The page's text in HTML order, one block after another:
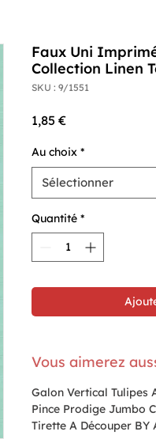
Faux Uni
Collection Linen
SKU : 9/1551
1,85 €Prix
Au choix *
Sélectionner
Quantité *
Vous aimerez
Galon Vertical Tulipes
Pince Prodige Jumbo
Tirette A Découper BY